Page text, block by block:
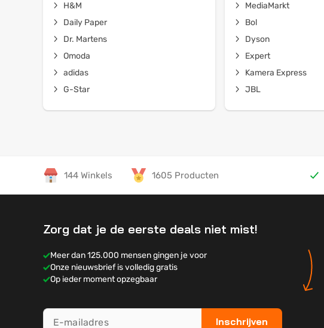
H&M
Daily Paper
Dr. Martens
Omoda
adidas
G-Star
MediaMarkt
Bol
Dyson
Expert
Kamera Express
JBL
144 Winkels 1605 Producten
Zorg dat je de eerste deals niet mist!
Meer dan 125.000 mensen gingen je voor
Onze nieuwsbrief is volledig gratis
Op ieder moment opzegbaar
Inschrijven